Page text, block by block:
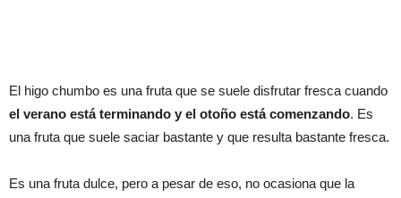
El higo chumbo es una fruta que se suele disfrutar fresca cuando
el verano está terminando y el otoño está comenzando. Es
una fruta que suele saciar bastante y que resulta bastante fresca.
Es una fruta dulce, pero a pesar de eso, no ocasiona que la